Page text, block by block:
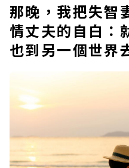
那晚，我把失智
情丈夫的自白：
也到另一個世界